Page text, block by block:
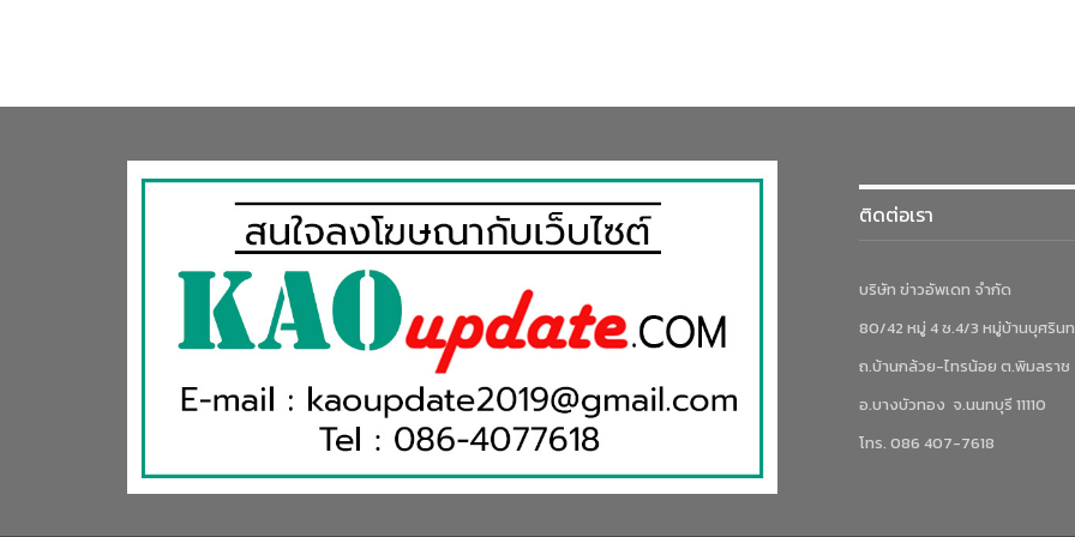
ติดต่อเรา
บริษัท ข่าวอัพเดท จำกัด
80/42 หมู่ 4 ซ.4/3 หมู่บ้านบุศริน
ถ.บ้านกล้วย-ไทรน้อย ต.พิมลราช
อ.บางบัวทอง จ.นนทบุรี 11110
โทร. 086 407-7618